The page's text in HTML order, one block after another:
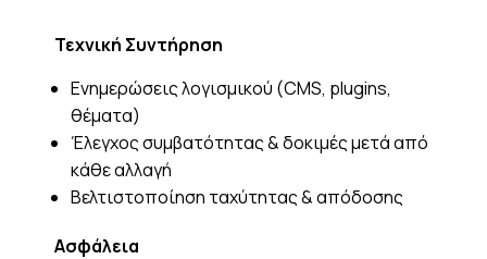
Τεχνική Συντήρηση
Ενημερώσεις λογισμικού (CMS, plugins,
θέματα)
Έλεγχος συμβατότητας & δοκιμές μετά από
κάθε αλλαγή
Βελτιστοποίηση ταχύτητας & απόδοσης
Ασφάλεια